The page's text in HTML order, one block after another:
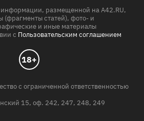
размещенной на A42.RU,
(фрагменты статей), фото- и
и иные материалы
с Пользовательским соглашением
18+
с ограниченной ответственностью
15, оф. 242, 247, 248, 249